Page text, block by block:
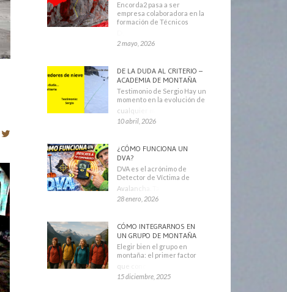
Encorda2 pasa a ser
empresa colaboradora en la
formación de Técnicos
2 mayo, 2026
DE LA DUDA AL CRITERIO –
ACADEMIA DE MONTAÑA
Testimonio de Sergio Hay un
momento en la evolución de
cualquier montañero
10 abril, 2026
¿CÓMO FUNCIONA UN
DVA?
DVA es el acrónimo de
Detector de Víctima de
Avalancha. También se
28 enero, 2026
CÓMO INTEGRARNOS EN
UN GRUPO DE MONTAÑA
Elegir bien el grupo en
montaña: el primer factor
que condiciona tu
15 diciembre, 2025